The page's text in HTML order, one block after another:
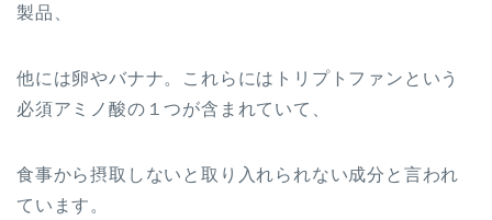
製品、
他には卵やバナナ。これらにはトリプトファンという
必須アミノ酸の１つが含まれていて、
食事から摂取しないと取り入れられない成分と言われ
ています。